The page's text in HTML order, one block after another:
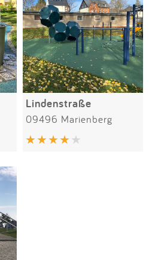
Lindenstraße
09496 Marienberg